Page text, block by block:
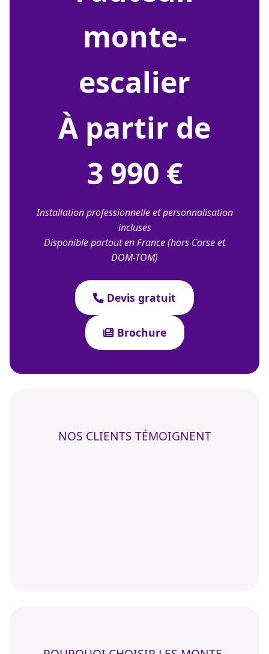
monte-
escalier
À partir de
3 990 €
Installation professionnelle et personnalisation
incluses
Disponible partout en France (hors Corse et
DOM-TOM)
Devis gratuit
Brochure
NOS CLIENTS TÉMOIGNENT